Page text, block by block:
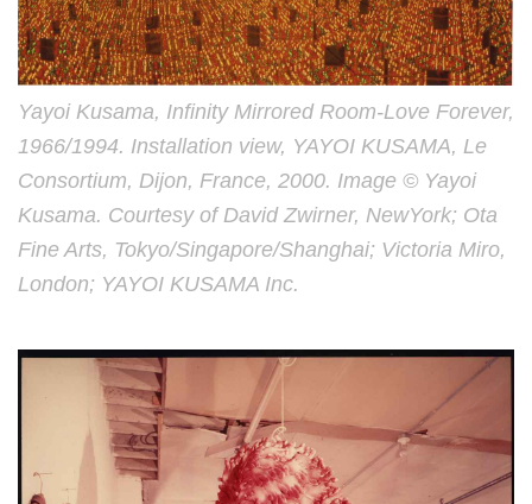
Yayoi Kusama, Infinity Mirrored Room-Love Forever,
1966/1994. Installation view, YAYOI KUSAMA, Le
Consortium, Dijon, France, 2000. Image © Yayoi
Kusama. Courtesy of David Zwirner, NewYork; Ota
Fine Arts, Tokyo/Singapore/Shanghai; Victoria Miro,
London; YAYOI KUSAMA Inc.